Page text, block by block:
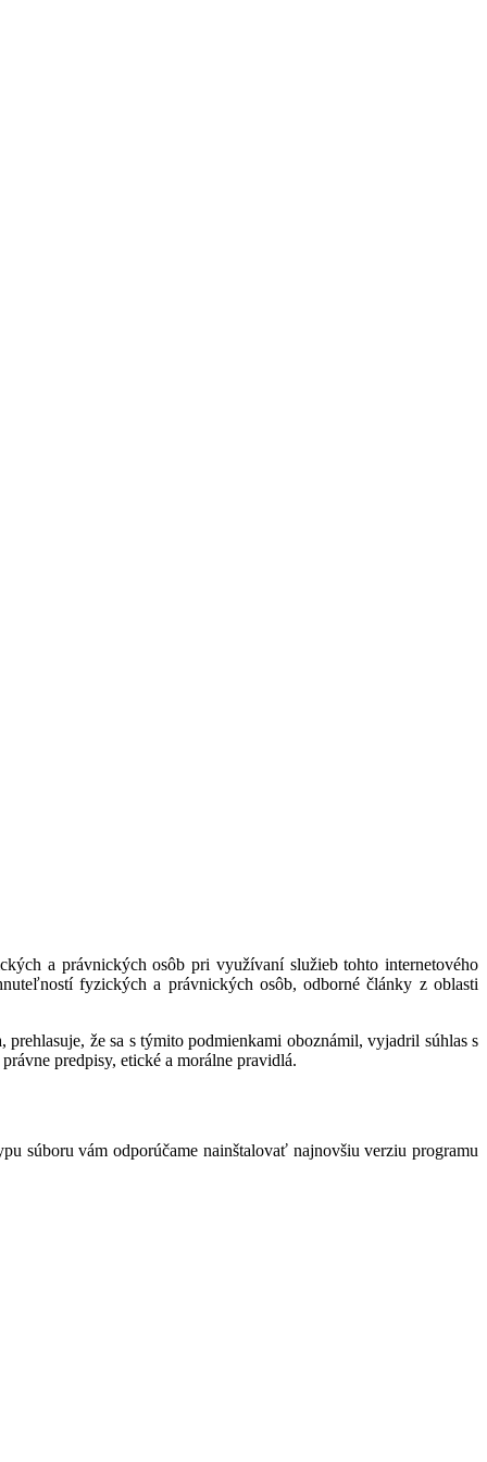
a právnických osôb pri využívaní služieb tohto internetového
fyzických a právnických osôb, odborné články z oblasti
že sa s týmito podmienkami oboznámil, vyjadril súhlas s
predpisy, etické a morálne pravidlá.
súboru vám odporúčame nainštalovať najnovšiu verziu programu